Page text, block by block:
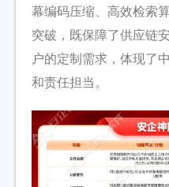
幕编码压缩、高效检索
突破，既保障了供应链
户的定制需求，体现了
和责任担当。